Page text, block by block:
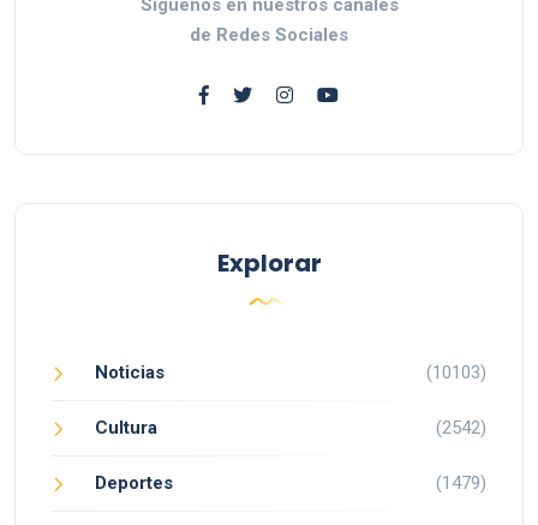
de Redes Sociales
Explorar
Noticias (10103)
Cultura (2542)
Deportes (1479)